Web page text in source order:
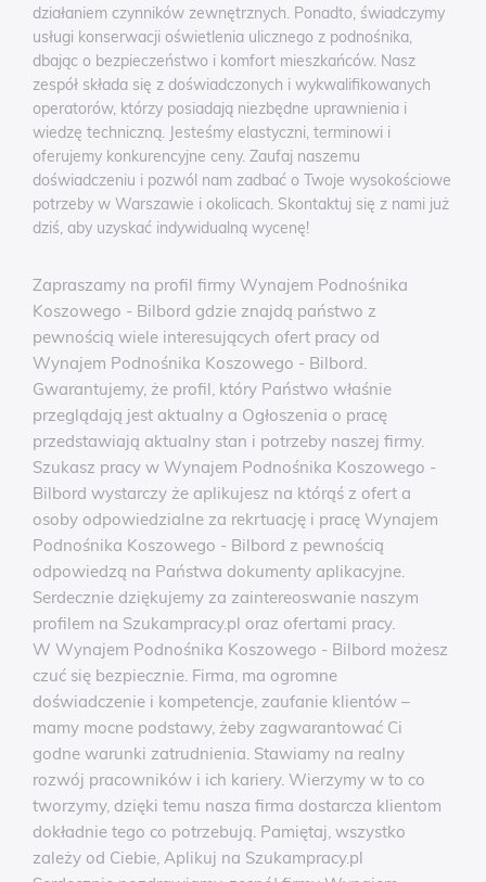
działaniem czynników zewnętrznych. Ponadto, świadczymy
usługi konserwacji oświetlenia ulicznego z podnośnika,
dbając o bezpieczeństwo i komfort mieszkańców. Nasz
zespół składa się z doświadczonych i wykwalifikowanych
operatorów, którzy posiadają niezbędne uprawnienia i
wiedzę techniczną. Jesteśmy elastyczni, terminowi i
oferujemy konkurencyjne ceny. Zaufaj naszemu
doświadczeniu i pozwól nam zadbać o Twoje wysokościowe
potrzeby w Warszawie i okolicach. Skontaktuj się z nami już
dziś, aby uzyskać indywidualną wycenę!
Zapraszamy na profil firmy Wynajem Podnośnika
Koszowego - Bilbord gdzie znajdą państwo z
pewnością wiele interesujących ofert pracy od
Wynajem Podnośnika Koszowego - Bilbord.
Gwarantujemy, że profil, który Państwo właśnie
przeglądają jest aktualny a Ogłoszenia o pracę
przedstawiają aktualny stan i potrzeby naszej firmy.
Szukasz pracy w Wynajem Podnośnika Koszowego -
Bilbord wystarczy że aplikujesz na którąś z ofert a
osoby odpowiedzialne za rekrtuację i pracę Wynajem
Podnośnika Koszowego - Bilbord z pewnością
odpowiedzą na Państwa dokumenty aplikacyjne.
Serdecznie dziękujemy za zaintereoswanie naszym
profilem na Szukampracy.pl oraz ofertami pracy.
W Wynajem Podnośnika Koszowego - Bilbord możesz
czuć się bezpiecznie. Firma, ma ogromne
doświadczenie i kompetencje, zaufanie klientów –
mamy mocne podstawy, żeby zagwarantować Ci
godne warunki zatrudnienia. Stawiamy na realny
rozwój pracowników i ich kariery. Wierzymy w to co
tworzymy, dzięki temu nasza firma dostarcza klientom
dokładnie tego co potrzebują. Pamiętaj, wszystko
zależy od Ciebie, Aplikuj na Szukampracy.pl